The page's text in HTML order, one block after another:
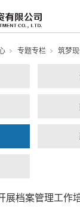
专题专栏 筑梦
展档案管理工作培